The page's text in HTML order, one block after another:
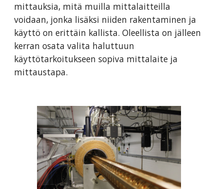
mittauksia, mitä muilla mittalaitteilla
voidaan, jonka lisäksi niiden rakentaminen ja
käyttö on erittäin kallista. Oleellista on jälleen
kerran osata valita haluttuun
käyttötarkoitukseen sopiva mittalaite ja
mittaustapa.